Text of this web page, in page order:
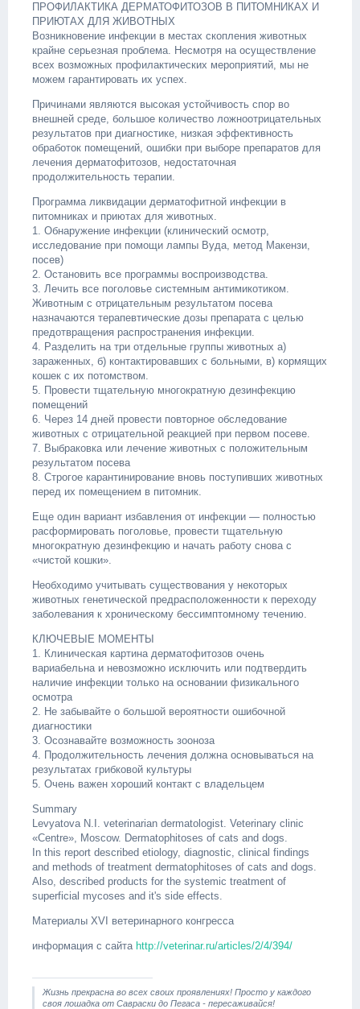
ПРОФИЛАКТИКА ДЕРМАТОФИТОЗОВ В ПИТОМНИКАХ И
ПРИЮТАХ ДЛЯ ЖИВОТНЫХ
Возникновение инфекции в местах скопления животных
крайне серьезная проблема. Несмотря на осуществление
всех возможных профилактических мероприятий, мы не
можем гарантировать их успех.
Причинами являются высокая устойчивость спор во
внешней среде, большое количество ложноотрицательных
результатов при диагностике, низкая эффективность
обработок помещений, ошибки при выборе препаратов для
лечения дерматофитозов, недостаточная
продолжительность терапии.
Программа ликвидации дерматофитной инфекции в
питомниках и приютах для животных.
1. Обнаружение инфекции (клинический осмотр,
исследование при помощи лампы Вуда, метод Макензи,
посев)
2. Остановить все программы воспроизводства.
3. Лечить все поголовье системным антимикотиком.
Животным с отрицательным результатом посева
назначаются терапевтические дозы препарата с целью
предотвращения распространения инфекции.
4. Разделить на три отдельные группы животных а)
зараженных, б) контактировавших с больными, в) кормящих
кошек с их потомством.
5. Провести тщательную многократную дезинфекцию
помещений
6. Через 14 дней провести повторное обследование
животных с отрицательной реакцией при первом посеве.
7. Выбраковка или лечение животных с положительным
результатом посева
8. Строгое карантинирование вновь поступивших животных
перед их помещением в питомник.
Еще один вариант избавления от инфекции — полностью
расформировать поголовье, провести тщательную
многократную дезинфекцию и начать работу снова с
«чистой кошки».
Необходимо учитывать существования у некоторых
животных генетической предрасположенности к переходу
заболевания к хроническому бессимптомному течению.
КЛЮЧЕВЫЕ МОМЕНТЫ
1. Клиническая картина дерматофитозов очень
вариабельна и невозможно исключить или подтвердить
наличие инфекции только на основании физикального
осмотра
2. Не забывайте о большой вероятности ошибочной
диагностики
3. Осознавайте возможность зооноза
4. Продолжительность лечения должна основываться на
результатах грибковой культуры
5. Очень важен хороший контакт с владельцем
Summary
Levyatova N.I. veterinarian dermatologist. Veterinary clinic
«Centre», Moscow. Dermatophitoses of cats and dogs.
In this report described etiology, diagnostic, clinical findings
and methods of treatment dermatophitoses of cats and dogs.
Also, described products for the systemic treatment of
superficial mycoses and it's side effects.
Материалы XVI ветеринарного конгресса
информация с сайта http://veterinar.ru/articles/2/4/394/
Жизнь прекрасна во всех своих проявлениях! Просто у каждого
своя лошадка от Савраски до Пегаса - пересаживайся!